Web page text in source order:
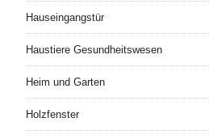
Hauseingangstür
Haustiere Gesundheitswesen
Heim und Garten
Holzfenster